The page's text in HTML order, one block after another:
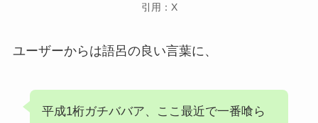
引用：X
ユーザーからは語呂の良い言葉に、
平成1桁ガチババア、ここ最近で一番喰ら